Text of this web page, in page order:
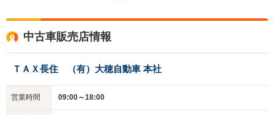
中古車販売店情報
ＴＡＸ長住 （有）大穂自動車 本社
営業時間 09:00～18:00